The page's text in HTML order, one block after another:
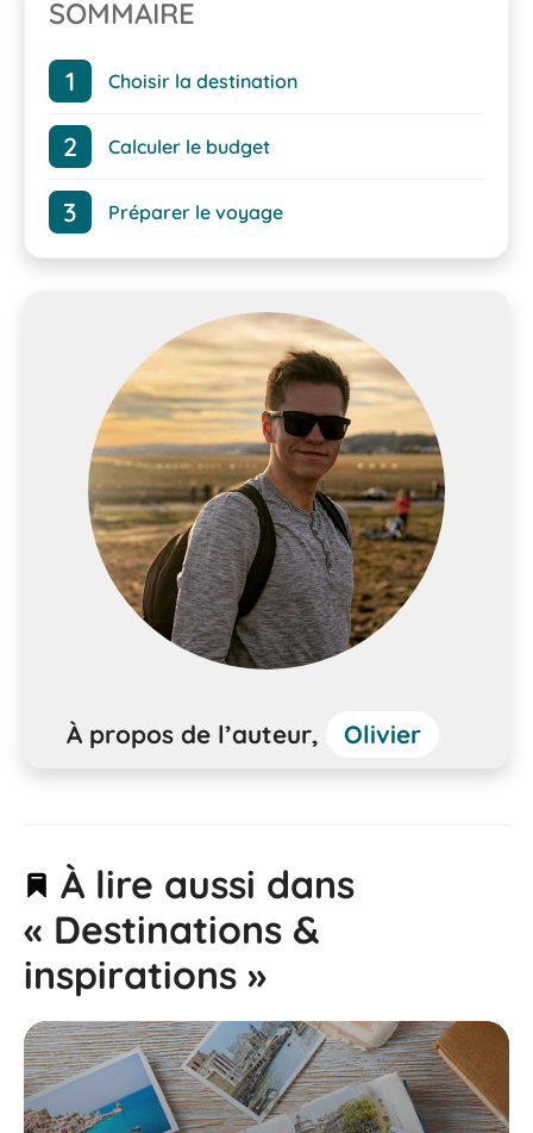
SOMMAIRE
Choisir la destination
Calculer le budget
Préparer le voyage
À propos de l’auteur, Olivier
À lire aussi dans
« Destinations &
inspirations »